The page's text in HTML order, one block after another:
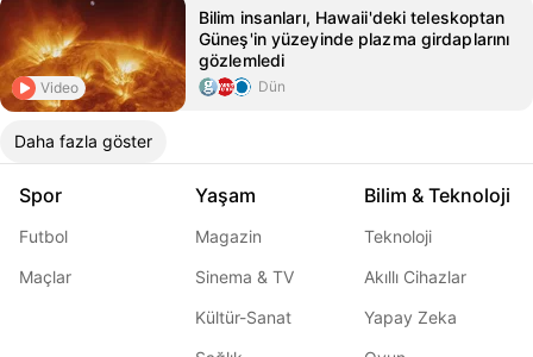
Video
Bilim insanları, Hawaii'deki teleskoptan
Güneş'in yüzeyinde plazma girdaplarını
gözlemledi
Dün
Daha fazla göster
Spor
Futbol
Maçlar
Yaşam
Magazin
Sinema & TV
Kültür-Sanat
Bilim & Teknoloji
Teknoloji
Akıllı Cihazlar
Yapay Zeka